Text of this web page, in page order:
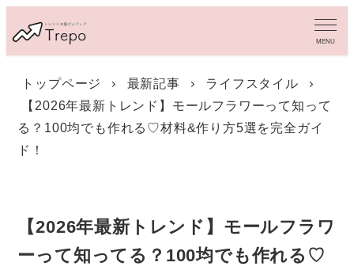
イ
MENU
トップページ 最新記事
ライフスタイル
【2026年最新トレンド】モールフラワーって知って
る？100均でも作れる♡材料&作り方5選を完全ガイ
ド！
【2026年最新トレンド】モールフラワ
ーって知ってる？100均でも作れる♡